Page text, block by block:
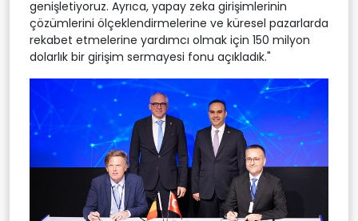
genişletiyoruz. Ayrıca, yapay zeka girişimlerinin
çözümlerini ölçeklendirmelerine ve küresel pazarlarda
rekabet etmelerine yardımcı olmak için 150 milyon
dolarlık bir girişim sermayesi fonu açıkladık."